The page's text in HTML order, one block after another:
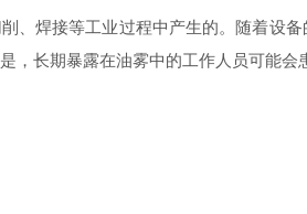
焊接等工业过程中产生的。随着设备
，长期暴露在油雾中的工作人员可能会